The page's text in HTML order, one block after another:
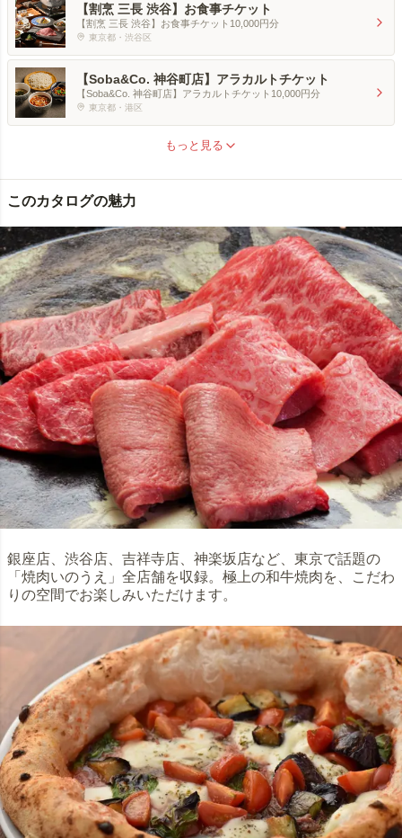
【割烹 三長 渋谷】お食事チケット
【割烹 三長 渋谷】お食事チケット10,000円分
東京都・渋谷区
【Soba&Co. 神谷町店】アラカルトチケット
【Soba&Co. 神谷町店】アラカルトチケット10,000円分
東京都・港区
もっと見る
このカタログの魅力
銀座店、渋谷店、吉祥寺店、神楽坂店など、東京で話題の
「焼肉いのうえ」全店舗を収録。極上の和牛焼肉を、こだわ
りの空間でお楽しみいただけます。